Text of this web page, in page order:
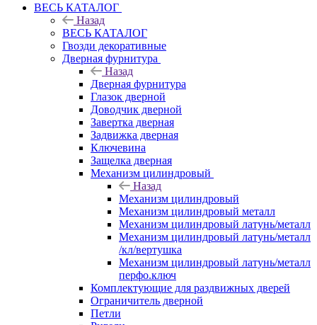
ВЕСЬ КАТАЛОГ
Назад
ВЕСЬ КАТАЛОГ
Гвозди декоративные
Дверная фурнитура
Назад
Дверная фурнитура
Глазок дверной
Доводчик дверной
Завертка дверная
Задвижка дверная
Ключевина
Защелка дверная
Механизм цилиндровый
Назад
Механизм цилиндровый
Механизм цилиндровый металл
Механизм цилиндровый латунь/металл
Механизм цилиндровый латунь/металл
/кл/вертушка
Механизм цилиндровый латунь/металл
перфо.ключ
Комплектующие для раздвижных дверей
Ограничитель дверной
Петли